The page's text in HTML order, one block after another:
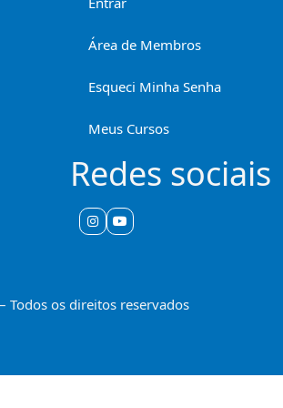
Área de Membros
Esqueci Minha Senha
Meus Cursos
Redes sociais
Todos os direitos reservados